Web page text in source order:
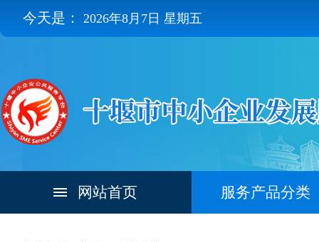
今天是： 2026年8月7日 星期五
网站首页 服务产品分类